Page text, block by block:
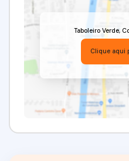
Taboleiro Verde,
Clique aqui